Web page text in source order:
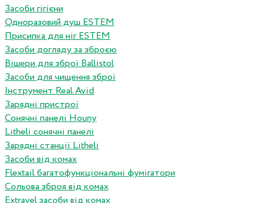
Засоби гігієни
Одноразовий душ ESTEM
Присипка для ніг ESTEM
Засоби догляду за зброєю
Вішери для зброї Ballistol
Засоби для чищення зброї
Інструмент Real Avid
Зарядні пристрої
Сонячні панелі Houny
Litheli сонячні панелі
Зарядні станції Litheli
Засоби від комах
Flextail багатофункціональні фумігатори
Сольова зброя від комах